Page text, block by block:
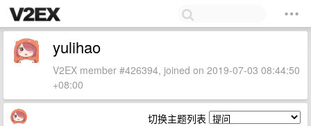
yulihao
V2EX member #426394, joined on 2019-07-03 08:44:50
+08:00
切换主题列表